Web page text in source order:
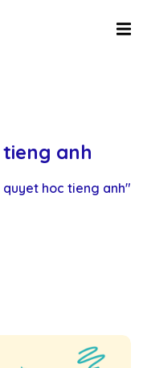
anh
hoc tieng anh"